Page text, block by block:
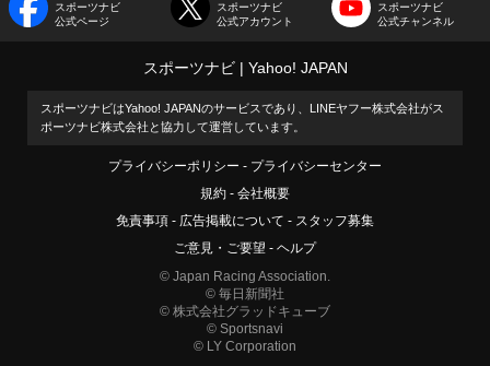
スポーツナビ
公式ページ
スポーツナビ
公式アカウント
スポーツナビ
公式チャンネル
スポーツナビ Yahoo! JAPAN
スポーツナビはYahoo! JAPANのサービスであり、LINEヤフー株式会社がス
ポーツナビ株式会社と協力して運営しています。
プライバシーポリシー
プライバシーセンター
規約
会社概要
免責事項
広告掲載について
スタッフ募集
ご意見・ご要望
ヘルプ
© Japan Racing Association.
© 毎日新聞社
© 株式会社グラッドキューブ
© Sportsnavi
© LY Corporation